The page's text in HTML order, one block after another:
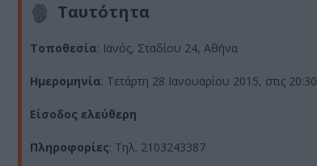
Ταυτότητα
Τοποθεσία: Ιανός, Σταδίου 24, Αθήνα
Ημερομηνία: Τετάρτη 28 Ιανουαρίου 2015, στις 20:30
Είσοδος ελεύθερη
Πληροφορίες: Tηλ. 2103243387